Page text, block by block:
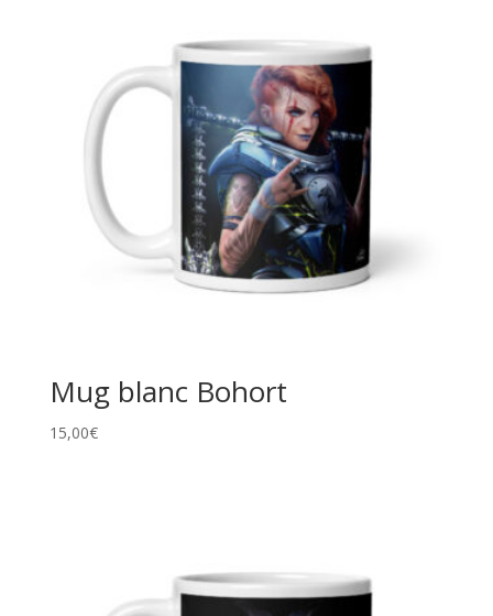
Mug blanc Bohort
15,00€